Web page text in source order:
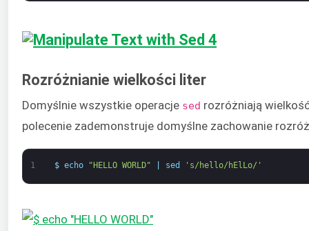
Rozróżnianie wielkości liter
Domyślnie wszystkie operacje sed rozróżniają
polecenie zademonstruje domyślne zachowanie
1 $ echo "HELLO WORLD" sed 's/hello/hElLo/'